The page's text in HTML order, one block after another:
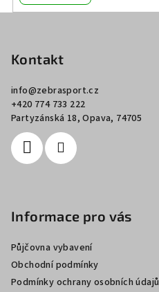
Kontakt
info@zebrasport.cz
+420 774 733 222
Partyzánská 18, Opava, 74705
Informace pro vás
Půjčovna vybavení
Obchodní podmínky
Podmínky ochrany osobních údajů